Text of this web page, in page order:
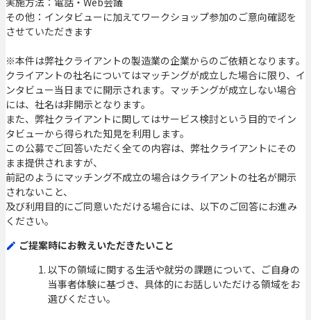
その他：インタビューに加えてワークショップ参加のご意向確認を
させていただきます
※本件は弊社クライアントの製造業の企業からのご依頼となります。
クライアントの社名についてはマッチングが成立した場合に限り、イ
ンタビュー当日までに開示されます。マッチングが成立しない場合
には、社名は非開示となります。
また、弊社クライアントに関してはサービス検討という目的でイン
タビューから得られた知見を利用します。
この公募でご回答いただく全ての内容は、弊社クライアントにその
まま提供されますが、
前記のようにマッチング不成立の場合はクライアントの社名が開示
されないこと、
及び利用目的にご同意いただける場合には、以下のご回答にお進み
ください。
ご提案時にお教えいただきたいこと
以下の領域に関する生活や就労の課題について、ご自身の
当事者体験に基づき、具体的にお話しいただける領域をお
選びください。